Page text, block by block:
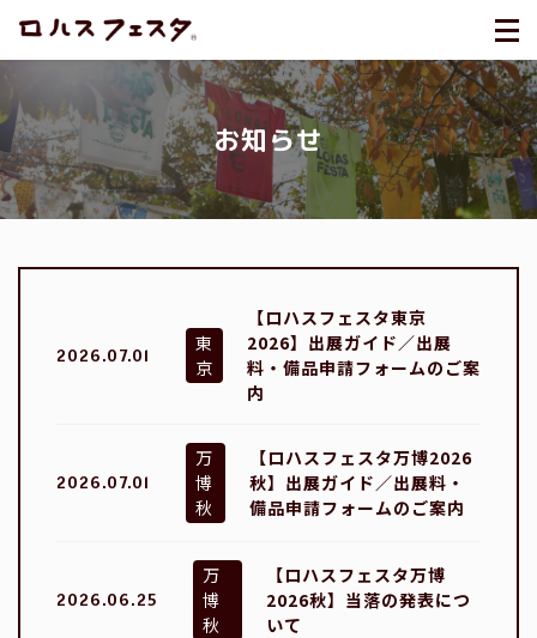
お知らせ
2026.07.01
東
京
【ロハスフェスタ東京
2026】出展ガイド／出展
料・備品申請フォームのご案
内
2026.07.01
万
博
秋
【ロハスフェスタ万博2026
秋】出展ガイド／出展料・
備品申請フォームのご案内
2026.06.25
万
博
秋
【ロハスフェスタ万博
2026秋】当落の発表につ
いて